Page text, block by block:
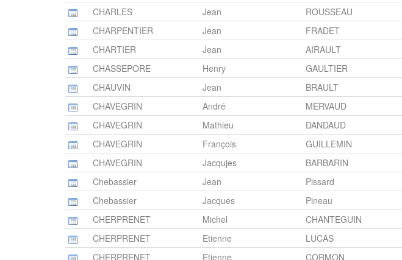
CHARLES
Jean ROUSSEAU
CHARPENTIER
Jean FRADET
CHARTIER
Jean AIRAULT
CHASSEPORE
Henry GAULTIER
CHAUVIN
Jean BRAULT
CHAVEGRIN
André MERVAUD
CHAVEGRIN
Mathieu DANDAUD
CHAVEGRIN
François GUILLEMIN
CHAVEGRIN
Jacqujes BARBARIN
Chebassier
Jean Pissard
Chebassier
Jacques Pineau
CHERPRENET
Michel CHANTEGUIN
CHERPRENET
Etienne LUCAS
CHERPRENET
Etienne CORMON